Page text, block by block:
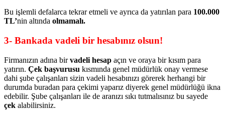
Bu işlemli defalarca tekrar etmeli ve ayrıca da yatırılan para 100.000
TL’nin altında olmamalı.
3- Bankada vadeli bir hesabınız olsun!
Firmanızın adına birvadeli hesap açın ve oraya bir kısım para
yatırın. Çek başvurusu kısmında genel müdürlük onay vermese
dahi şube çalışanları sizin vadeli hesabınızı görerek herhangi bir
durumda buradan para çekimi yaparız diyerek genel müdürlüğü ikna
edebilir. Şube çalışanları ile de aranızı sıkı tutmalısınız bu sayede
çek alabilirsiniz.